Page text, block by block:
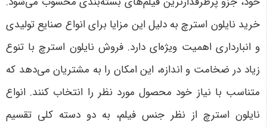
خرید نایلون استرچ به دلیل این مزایا برای انواع صنایع تولیدی
و انبارداری اهمیت ویژه‌ای دارد. فروش نایلون استرچ با تنوع
زیاد در ضخامت و اندازه، این امکان را به مشتریان می‌دهد که
متناسب با نیاز خود محصول مورد نظر را انتخاب کنند. انواع
نایلون استرچ از نظر جنس فیلم، به دو دسته کلی تقسیم